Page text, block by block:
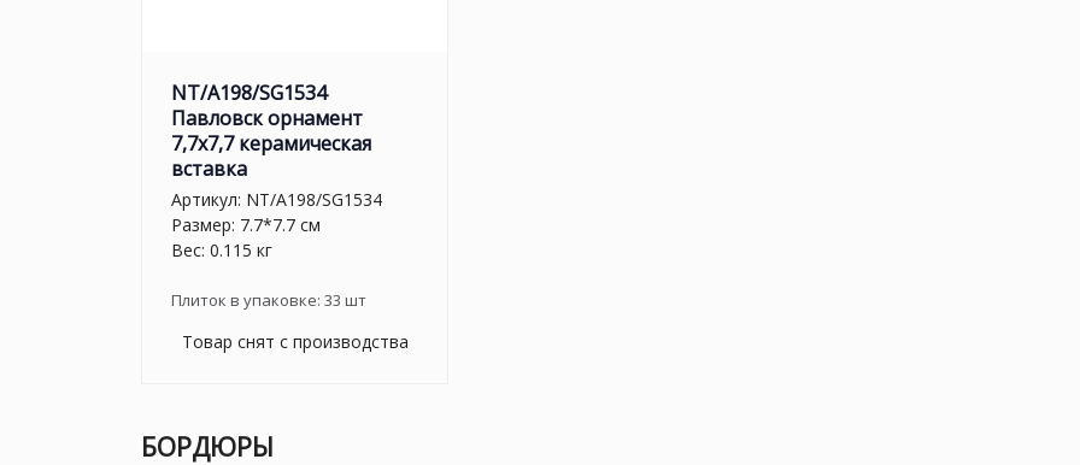
NT/A198/SG1534
Павловск орнамент
7,7x7,7 керамическая
вставка
Артикул: NT/A198/SG1534
Размер: 7.7*7.7 см
Вес: 0.115 кг
Плиток в упаковке: 33 шт
Товар снят с производства
БОРДЮРЫ